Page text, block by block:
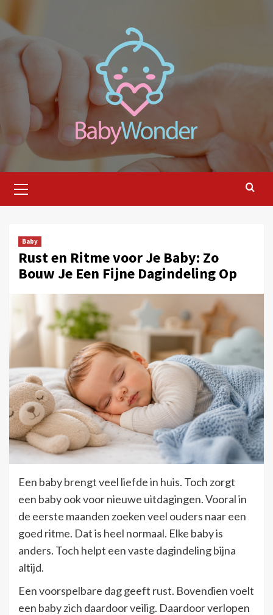
naar
de
inhoud
menu
Baby
Rust en Ritme voor Je Baby: Zo
Bouw Je Een Fijne Dagindeling Op
Een baby brengt veel liefde in huis. Toch zorgt
een baby ook voor nieuwe uitdagingen. Vooral in
de eerste maanden zoeken veel ouders naar een
goed ritme. Dat is heel normaal. Elke baby is
anders. Toch helpt een vaste dagindeling bijna
altijd.
Een voorspelbare dag geeft rust. Bovendien voelt
een baby zich daardoor veilig. Daardoor verlopen